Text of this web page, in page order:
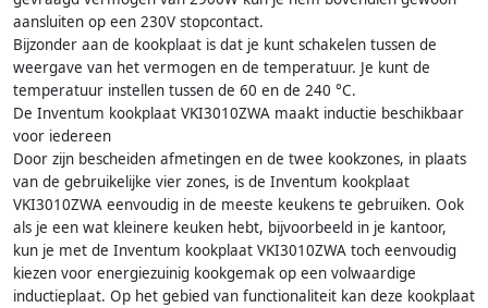
aansluiten op een 230V stopcontact.
Bijzonder aan de kookplaat is dat je kunt schakelen tussen de
weergave van het vermogen en de temperatuur. Je kunt de
temperatuur instellen tussen de 60 en de 240 °C.
De Inventum kookplaat VKI3010ZWA maakt inductie beschikbaar
voor iedereen
Door zijn bescheiden afmetingen en de twee kookzones, in plaats
van de gebruikelijke vier zones, is de Inventum kookplaat
VKI3010ZWA eenvoudig in de meeste keukens te gebruiken. Ook
als je een wat kleinere keuken hebt, bijvoorbeeld in je kantoor,
kun je met de Inventum kookplaat VKI3010ZWA toch eenvoudig
kiezen voor energiezuinig kookgemak op een volwaardige
inductieplaat. Op het gebied van functionaliteit kan deze kookplaat